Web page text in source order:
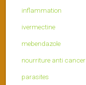
inflammation
ivermectine
mebendazole
nourriture anti cancer
parasites